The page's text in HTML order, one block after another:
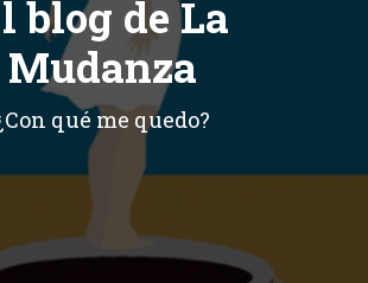
blog de La
Mudanza
qué me quedo?